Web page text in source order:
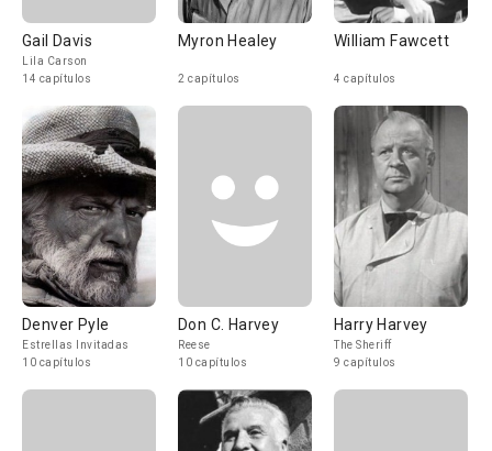
Gail Davis
Lila Carson
14 capítulos
Myron Healey
2 capítulos
William Fawcett
4 capítulos
Denver Pyle
Estrellas Invitadas
10 capítulos
Don C. Harvey
Reese
10 capítulos
Harry Harvey
The Sheriff
9 capítulos